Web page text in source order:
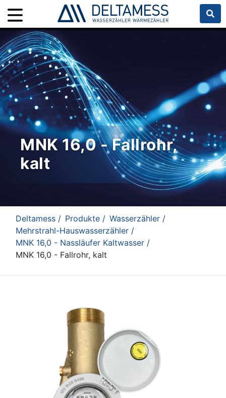
MNK 16,0 - Fallrohr,
kalt
Deltamess / Produkte / Wasserzähler /
Mehrstrahl-Hauswasserzähler /
MNK 16,0 - Nassläufer Kaltwasser /
MNK 16,0 - Fallrohr, kalt